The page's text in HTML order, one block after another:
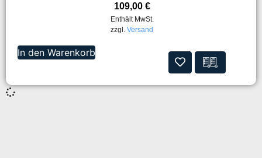
109,00 €
Enthält MwSt.
zzgl. Versand
In den Warenkorb